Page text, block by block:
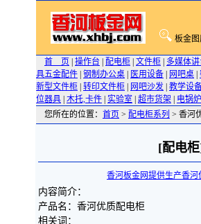
板金
首 页 操作台 配电柜 文件柜 多媒体讲
具五金配件 钢制办公桌 医用设备 网吧桌
新型文件柜 转印文件柜 网吧沙发 教学设
位器具 木托,卡件 实验室 超市货架 电锅炉
您所在的位置： 首页 > 配电柜系列 > 香河
[配电
香河板金网提供生产香河
内容简介：
产品名：香河优质配电柜
相关词：